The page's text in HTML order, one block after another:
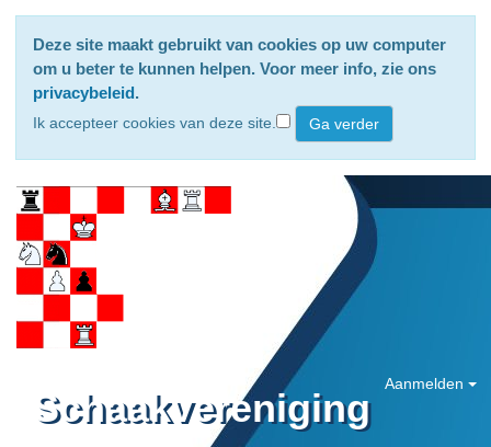
Deze site maakt gebruikt van cookies op uw computer
om u beter te kunnen helpen. Voor meer info, zie ons
privacybeleid.
Ik accepteer cookies van deze site.
Schaakvereniging
Aanmelden